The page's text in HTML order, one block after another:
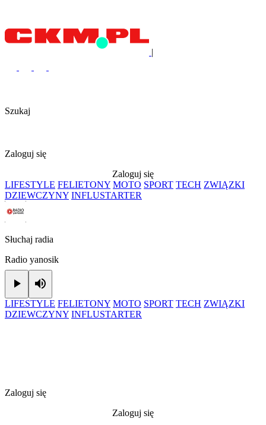
|
Szukaj
Zaloguj się
Zaloguj się
LIFESTYLE FELIETONY MOTO SPORT TECH ZWIĄZKI
DZIEWCZYNY INFLUSTARTER
Słuchaj radia
Radio yanosik
Play
LIFESTYLE FELIETONY MOTO SPORT TECH ZWIĄZKI
DZIEWCZYNY INFLUSTARTER
Zaloguj się
Zaloguj się